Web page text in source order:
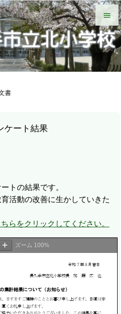


メニュ

サイド
北小 緊急時の対応
各種説明会
窓
いじめ防止基本方針
タブレット端末wifi接続手段
書
ケート結果
トの結果です。
活動の改善に生かしていきた
らをクリックしてください。
ズーム 100%